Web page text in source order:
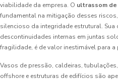
viabilidade da empresa. O ultrassom
fundamental na mitigação desses
silencioso da integridade estrutural. Sua
descontinuidades internas em juntas
fragilidade, é de valor inestimável para a
Vasos de pressão, caldeiras,
offshore e estruturas de edifícios são